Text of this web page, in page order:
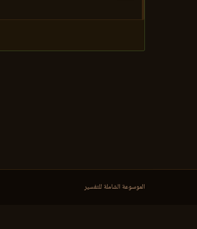
الموسوعة الشاملة للتفسير